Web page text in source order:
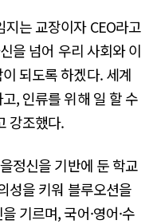
는 교장이자 CEO라고
을 넘어 우리 사회와 이
되도록 하겠다. 세계
, 인류를 위해 일 할 수
강조했다.
정신을 기반에 둔 학교
성을 키워 블루오션을
기르며, 국어·영어·수